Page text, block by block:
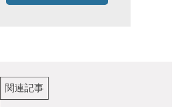
関連記事